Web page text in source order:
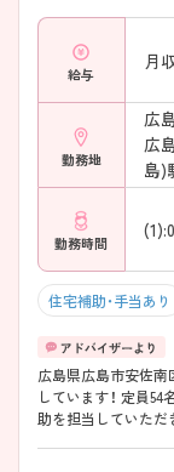
給与
月
勤務地
広
広
島)
勤務時間
住宅補助・手当あり
広島県広島市安佐
しています！ 定員
助を担当していただ
とができます♪ 年